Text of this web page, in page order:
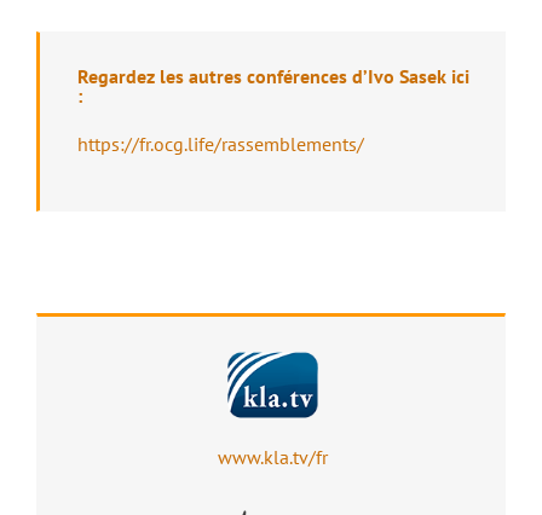
Regardez les autres conférences d’Ivo Sasek ici
:
https://fr.ocg.life/rassemblements/
www.kla.tv/fr